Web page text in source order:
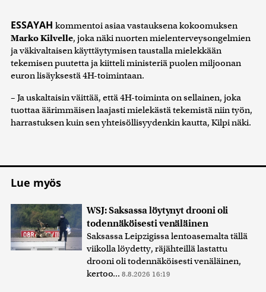
ESSAYAH kommentoi asiaa vastauksena kokoomuksen
Marko Kilvelle, joka näki nuorten mielenterveysongelmien
ja väkivaltaisen käyttäytymisen taustalla mielekkään
tekemisen puutetta ja kiitteli ministeriä puolen miljoonan
euron lisäyksestä 4H-toimintaan.
– Ja uskaltaisin väittää, että 4H-toiminta on sellainen, joka
tuottaa äärimmäisen laajasti mielekästä tekemistä niin työn,
harrastuksen kuin sen yhteisöllisyydenkin kautta, Kilpi näki.
Lue myös
WSJ: Saksassa löytynyt drooni oli
todennäköisesti venäläinen
Saksassa Leipzigissa lentoasemalta tällä
viikolla löydetty, räjähteillä lastattu
drooni oli todennäköisesti venäläinen,
kertoo... 8.8.2026 16:19